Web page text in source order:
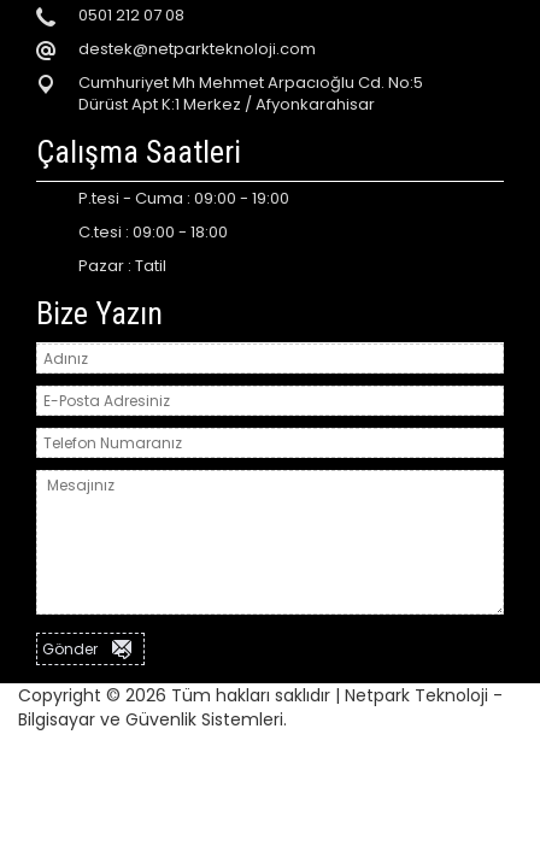
0501 212 07 08
destek@netparkteknoloji.com
Cumhuriyet Mh Mehmet Arpacıoğlu Cd. No:5
Dürüst Apt K:1 Merkez / Afyonkarahisar
Çalışma Saatleri
P.tesi - Cuma : 09:00 - 19:00
C.tesi : 09:00 - 18:00
Pazar : Tatil
Bize Yazın
Gönder
Copyright © 2026 Tüm hakları saklıdır | Netpark Teknoloji -
Bilgisayar ve Güvenlik Sistemleri.